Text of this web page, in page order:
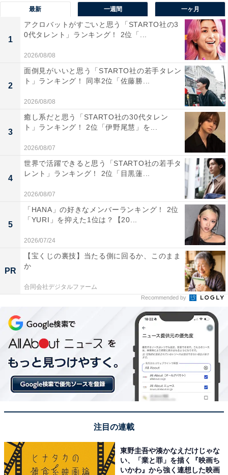
自分の目で見てみたい」（50代女性／兵庫県）、「火山
であり、樹氷も見れたり、神秘的な感じがする」（40代
女性／東京都）、「ハイキングコースがよく整備されて
おり、火口湖がとても美しい。新緑も紅葉も絶景」（50
代女性／宮城県）といった声がありました。
※回答者のコメントは原文ママです
10位までの全ランキング結果を見
こちらもおすすめ
好き＆行ってみたい「福島県の絶景スポット」
ランキング！ 2位「五色沼湖沼群」、1位は？
2
最新 一週間 一ヶ月
1
アクロバットがすごいと思う「STARTO社の3
0代タレント」ランキング！ 2位「...
2026/08/08
2
面倒見がいいと思う「STARTO社の若手タレン
ト」ランキング！ 同率2位「佐藤勝...
2026/08/08
3
癒し系だと思う「STARTO社の30代タレン
ト」ランキング！ 2位「伊野尾慧」を...
2026/08/07
4
世界で活躍できると思う「STARTO社の若手タ
レント」ランキング！ 2位「目黒蓮...
2026/08/07
5
「HANA」の好きなメンバーランキング！ 2位
「YURI」を抑えた1位は？【20...
2026/07/24
PR
【宝くじの裏技】当たる側に回るか、このまま
か
合同会社デジタルファーム
Recommended by
注目の連載
東野圭吾や湊かなえだけじゃな
い、「業と罪」を描く『映画ち
いかわ』から強く連想した映画